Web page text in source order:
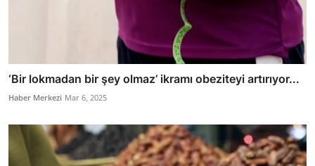
‘Bir lokmadan bir şey olmaz’ ikramı obeziteyi artırıyor...
Haber Merkezi Mar 6, 2025